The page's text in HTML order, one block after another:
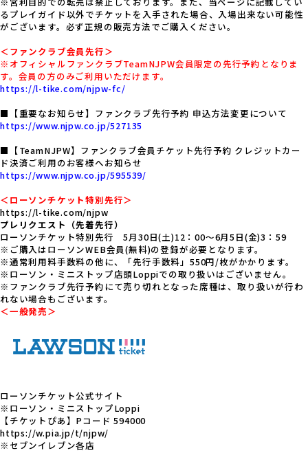
るプレイガイド以外でチケットを入手された場合、入場出来ない可能性
がございます。必ず正規の販売方法でご購入ください。
＜ファンクラブ会員先行＞
※オフィシャルファンクラブTeamNJPW会員限定の先行予約となりま
す。会員の方のみご利用いただけます。
https://l-tike.com/njpw-fc/
■【重要なお知らせ】ファンクラブ先行予約 申込方法変更について
https://www.njpw.co.jp/527135
■【TeamNJPW】ファンクラブ会員チケット先行予約 クレジットカー
ド決済ご利用のお客様へお知らせ
https://www.njpw.co.jp/595539/
＜ローソンチケット特別先行＞
https://l-tike.com/njpw
プレリクエスト（先着先行）
ローソンチケット特別先行 5月30日(土)12：00～6月5日(金)3：59
※ご購入はローソンWEB会員(無料)の登録が必要となります。
※通常利用料手数料の他に、「先行手数料」550円/枚がかかります。
※ローソン・ミニストップ店頭Loppiでの取り扱いはございません。
※ファンクラブ先行予約にて売り切れとなった席種は、取り扱いが行わ
れない場合もございます。
＜一般発売＞
ローソンチケット公式サイト
※ローソン・ミニストップLoppi
【チケットぴあ】Pコード 594000
https://w.pia.jp/t/njpw/
※セブンイレブン各店